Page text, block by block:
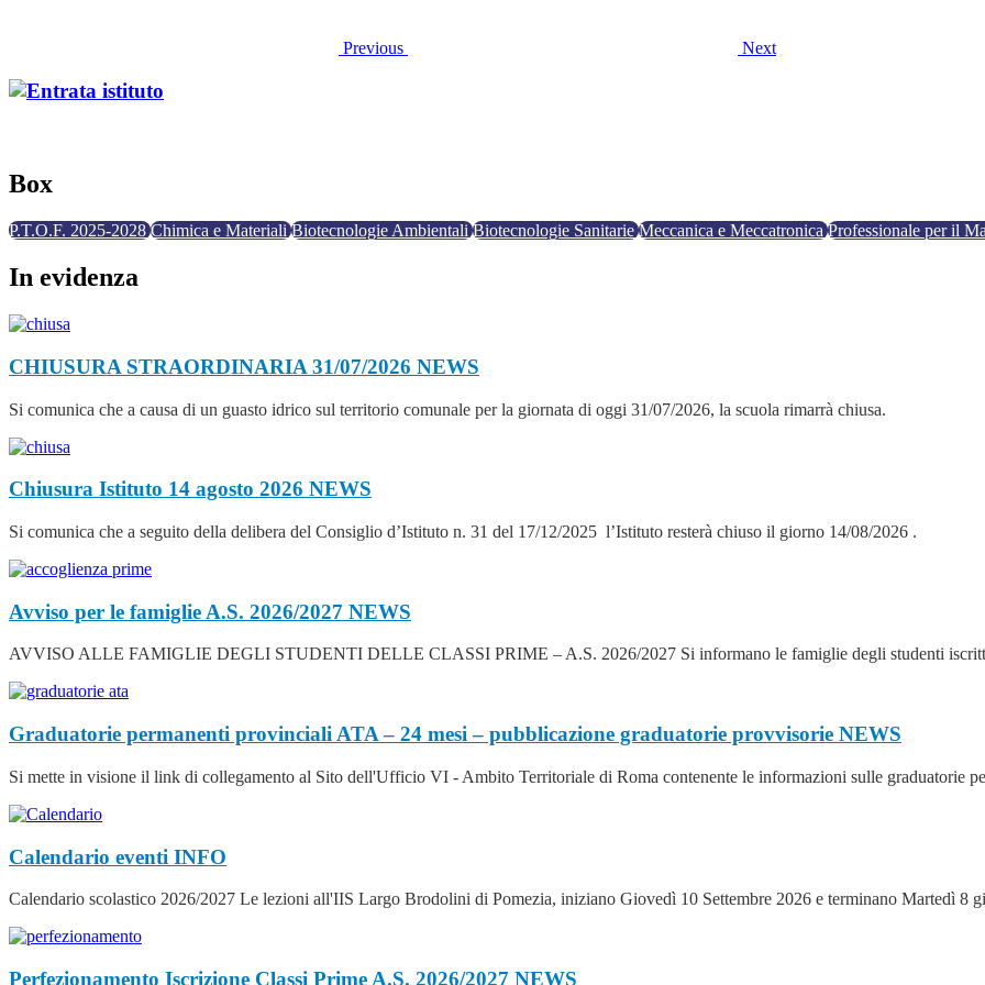
Previous Next
Box
P.T.O.F. 2025-2028Chimica e MaterialiBiotecnologie AmbientaliBiotecnologie SanitarieMeccanica e MeccatronicaProfessionale per il
In evidenza
CHIUSURA STRAORDINARIA 31/07/2026 NEWS
Si comunica che a causa di un guasto idrico sul territorio comunale per la giornata di oggi 31/07/2026, la scuola rimarrà chiusa.
Chiusura Istituto 14 agosto 2026 NEWS
Si comunica che a seguito della delibera del Consiglio d’Istituto n. 31 del 17/12/2025 l’Istituto resterà chiuso il giorno 14/08/2026 .
Avviso per le famiglie A.S. 2026/2027 NEWS
AVVISO ALLE FAMIGLIE DEGLI STUDENTI DELLE CLASSI PRIME – A.S. 2026/2027 Si informano le famiglie degli studenti iscritti
Graduatorie permanenti provinciali ATA – 24 mesi – pubblicazione graduatorie provvisorie NEWS
Si mette in visione il link di collegamento al Sito dell'Ufficio VI - Ambito Territoriale di Roma contenente le informazioni sulle graduatorie
Calendario eventi INFO
Calendario scolastico 2026/2027 Le lezioni all'IIS Largo Brodolini di Pomezia, iniziano Giovedì 10 Settembre 2026 e terminano Martedì 8
Perfezionamento Iscrizione Classi Prime A.S. 2026/2027 NEWS